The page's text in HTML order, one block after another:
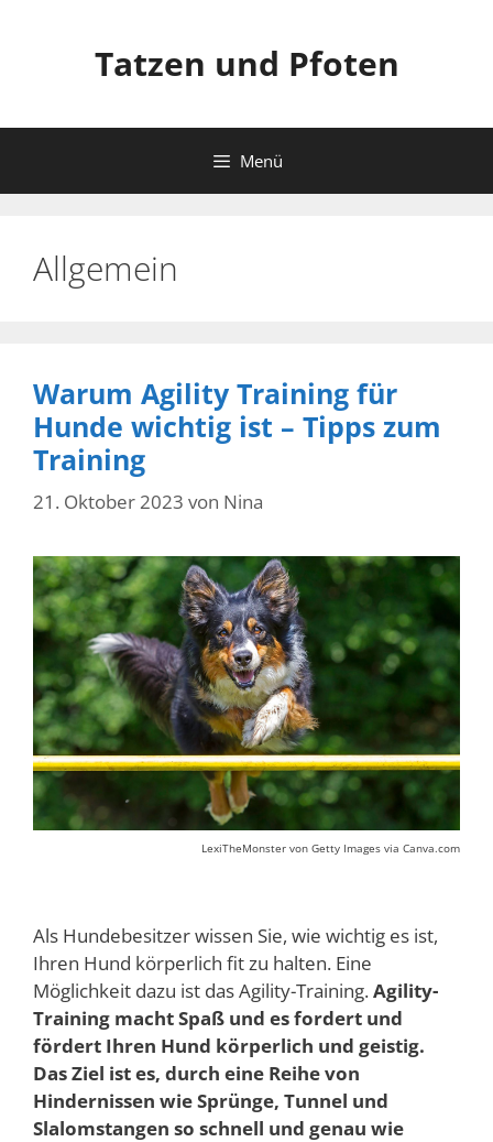
Tatzen und Pfoten
Menü
Allgemein
Warum Agility Training für
Hunde wichtig ist – Tipps zum
Training
21. Oktober 2023 von Nina
LexiTheMonster von Getty Images via Canva.com
Als Hundebesitzer wissen Sie, wie wichtig es ist,
Ihren Hund körperlich fit zu halten. Eine
Möglichkeit dazu ist das Agility-Training.Agility-
Training macht Spaß und es fordert und
fördert Ihren Hund körperlich und geistig.
Das Ziel ist es, durch eine Reihe von
Hindernissen wie Sprünge, Tunnel und
Slalomstangen so schnell und genau wie